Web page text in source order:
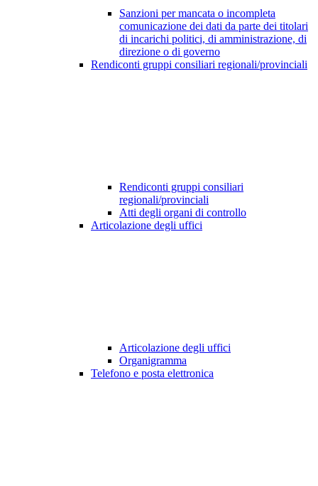
Sanzioni per mancata o incompleta
comunicazione dei dati da parte dei titolari
di incarichi politici, di amministrazione, di
direzione o di governo
Rendiconti gruppi consiliari regionali/provinciali
Rendiconti gruppi consiliari
regionali/provinciali
Atti degli organi di controllo
Articolazione degli uffici
Articolazione degli uffici
Organigramma
Telefono e posta elettronica